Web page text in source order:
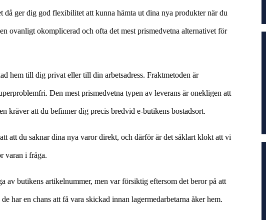
då ger dig god flexibilitet att kunna hämta ut dina nya produkter när du
ovanligt okomplicerad och ofta det mest prismedvetna alternativet för
hem till dig privat eller till din arbetsadress. Fraktmetoden är
Den mest prismedvetna typen av leverans är onekligen att
kräver att du befinner dig precis bredvid e-butikens bostadsort.
att du saknar dina nya varor direkt, och därför är det såklart klokt att vi
varan i fråga.
av butikens artikelnummer, men var försiktig eftersom det beror på att
har en chans att få vara skickad innan lagermedarbetarna åker hem.